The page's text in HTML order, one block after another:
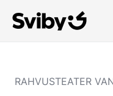
RAHVUSTEATER